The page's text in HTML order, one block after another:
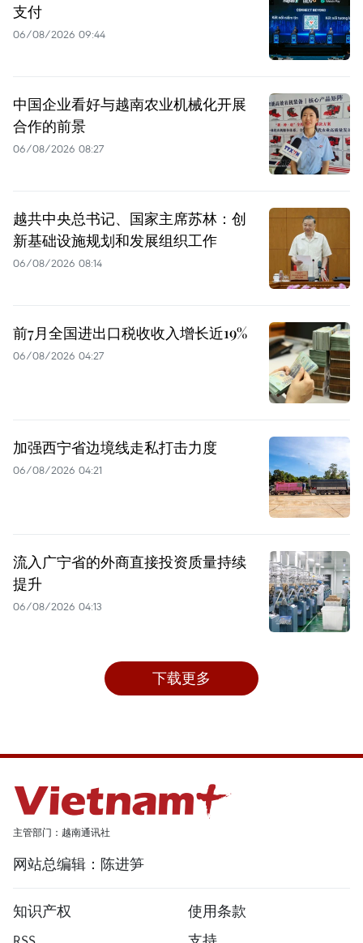
支付
06/08/2026 09:44
中国企业看好与越南农业机械化开展
合作的前景
06/08/2026 08:27
越共中央总书记、国家主席苏林：创
新基础设施规划和发展组织工作
06/08/2026 08:14
前7月全国进出口税收收入增长近19%
06/08/2026 04:27
加强西宁省边境线走私打击力度
06/08/2026 04:21
流入广宁省的外商直接投资质量持续
提升
06/08/2026 04:13
下载更多
主管部门：越南通讯社
网站总编辑：陈进笋
知识产权
使用条款